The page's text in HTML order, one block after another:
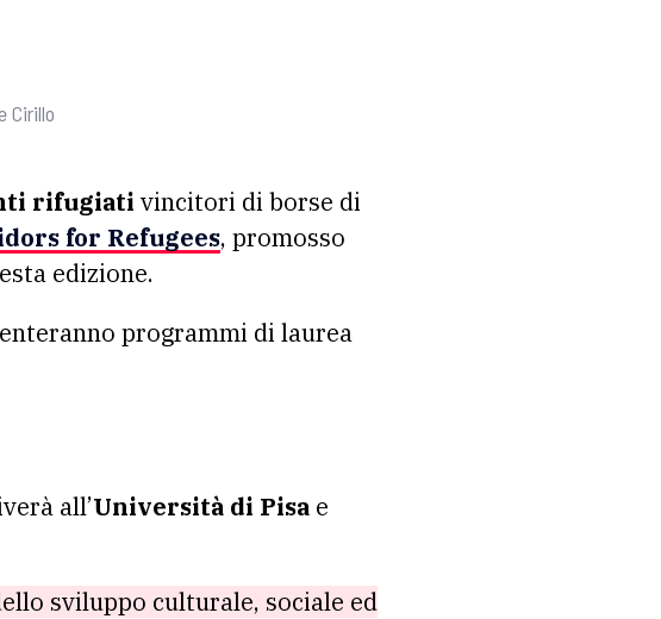
Cirillo
rifugiati vincitori di borse di
for Refugees, promosso
edizione.
programmi di laurea
all’Università di Pisa e
sviluppo culturale, sociale ed